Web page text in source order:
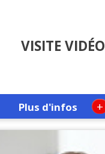
VISITE VIDÉO
Plus d'infos +